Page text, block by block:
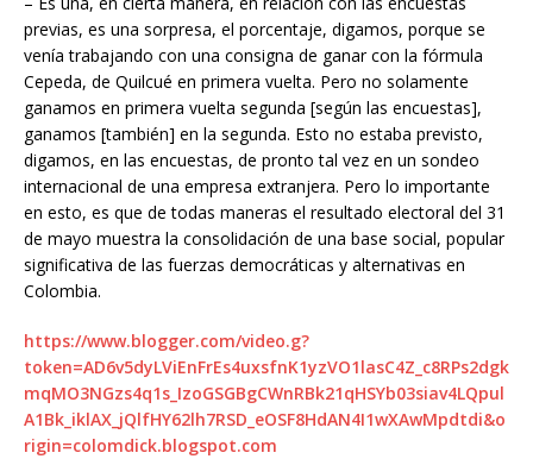
previas, es una sorpresa, el porcentaje, digamos, porque se
venía trabajando con una consigna de ganar con la fórmula
Cepeda, de Quilcué en primera vuelta. Pero no solamente
ganamos en primera vuelta segunda [según las encuestas],
ganamos [también] en la segunda. Esto no estaba previsto,
digamos, en las encuestas, de pronto tal vez en un sondeo
internacional de una empresa extranjera. Pero lo importante
en esto, es que de todas maneras el resultado electoral del 31
de mayo muestra la consolidación de una base social, popular
significativa de las fuerzas democráticas y alternativas en
Colombia.
https://www.blogger.com/video.g?
token=AD6v5dyLViEnFrEs4uxsfnK1yzVO1lasC4Z_c8RPs2dgk
mqMO3NGzs4q1s_IzoGSGBgCWnRBk21qHSYb03siav4LQpul
A1Bk_iklAX_jQlfHY62lh7RSD_eOSF8HdAN4I1wXAwMpdtdi&o
rigin=colomdick.blogspot.com